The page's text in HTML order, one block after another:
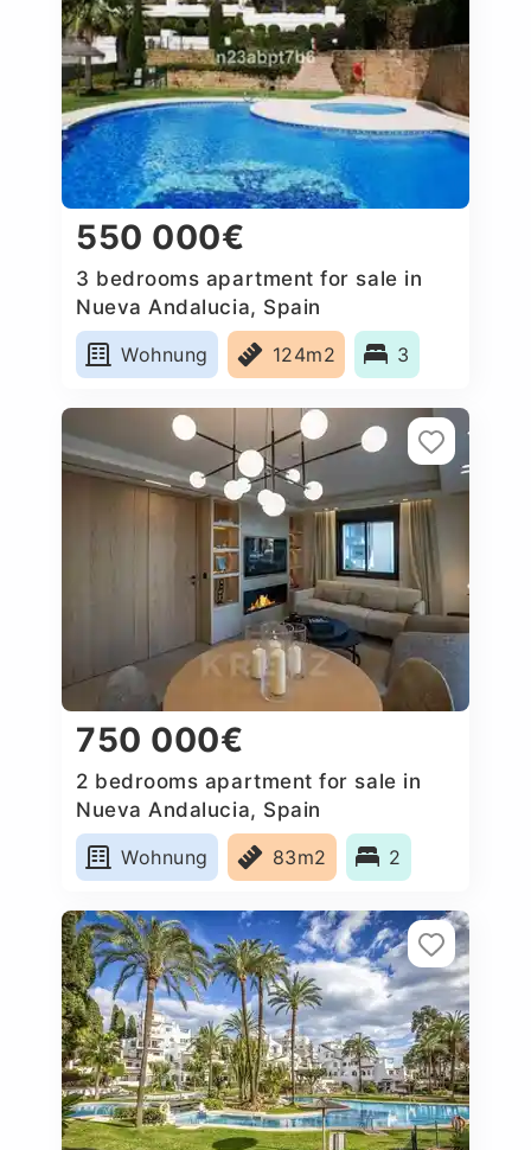
550 000€
3 bedrooms apartment for sale in
Nueva Andalucia, Spain
Wohnung
124m2 3
750 000€
2 bedrooms apartment for sale in
Nueva Andalucia, Spain
Wohnung
83m2 2